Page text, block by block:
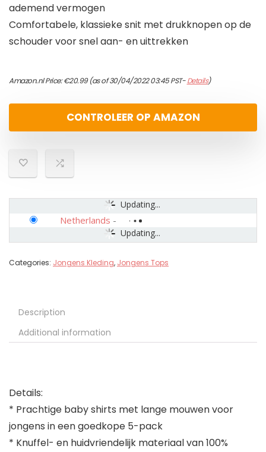
ademend vermogen
Comfortabele, klassieke snit met drukknopen op de
schouder voor snel aan- en uittrekken
Amazon.nl Price:€20.99(as of 30/04/2022 03:45 PST-Details)
CONTROLEER OP AMAZON
Updating...
Updating...
Netherlands -
Categories: Jongens Kleding, Jongens Tops
Description
Additional information
Details:
* Prachtige baby shirts met lange mouwen voor
jongens in een goedkope 5-pack
* Knuffel- en huidvriendelijk materiaal van 100%